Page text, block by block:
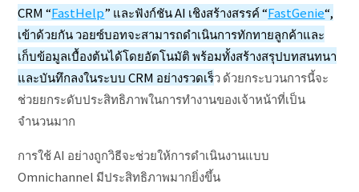
CRM “FastHelp” และฟังก์ชัน AI เชิงสร้างสรรค์ “FastGenie“,
เข้าด้วยกัน วอยซ์บอทจะสามารถดำเนินการทักทายลูกค้าและ
เก็บข้อมูลเบื้องต้นได้โดยอัตโนมัติ พร้อมทั้งสร้างสรุปบทสนทนา
และบันทึกลงในระบบ CRM อย่างรวดเร็ว ด้วยกระบวนการนี้จะ
ช่วยยกระดับประสิทธิภาพในการทำงานของเจ้าหน้าที่เป็น
จำนวนมาก
การใช้ AI อย่างถูกวิธีจะช่วยให้การดำเนินงานแบบ
Omnichannel มีประสิทธิภาพมากยิ่งขึ้น